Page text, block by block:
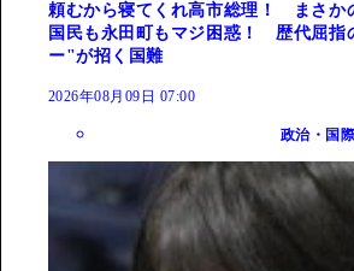
頼むから寝てくれ高市総理！ まさか
国民も永田町もマジ困惑！ 歴代屈指
ー"が招く国難
2026年08月09日 07:00
政治・国際